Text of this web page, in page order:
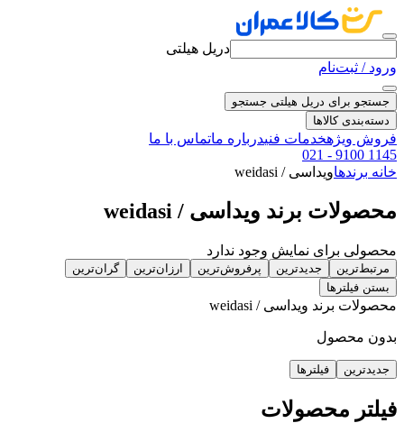
دریل هیلتی
ورود / ثبت‌نام
جستجو برای دریل هیلتی جستجو
دسته‌بندی کالاها
فروش ویژهخدمات فنیدرباره ماتماس با ما
021 - 9100 1145
خانه برندهاویداسی / weidasi
محصولات برند ویداسی / weidasi
محصولی برای نمایش وجود ندارد
مرتبط‌ترین جدیدترین پرفروش‌ترین ارزان‌ترین
گران‌ترین
بستن فیلترها
محصولات برند ویداسی / weidasi
بدون محصول
جدیدترین فیلترها
فیلتر محصولات